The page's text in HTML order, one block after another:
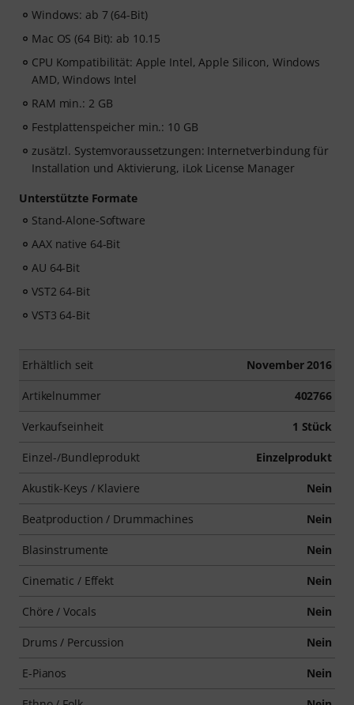
Windows: ab 7 (64-Bit)
Mac OS (64 Bit): ab 10.15
CPU Kompatibilität: Apple Intel, Apple Silicon, Windows
AMD, Windows Intel
RAM min.: 2 GB
Festplattenspeicher min.: 10 GB
zusätzl. Systemvoraussetzungen: Internetverbindung für
Installation und Aktivierung, iLok License Manager
Unterstützte Formate
Stand-Alone-Software
AAX native 64-Bit
AU 64-Bit
VST2 64-Bit
VST3 64-Bit
Erhältlich seit November 2016
Artikelnummer 402766
Verkaufseinheit 1 Stück
Einzel-/Bundleprodukt Einzelprodukt
Akustik-Keys / Klaviere Nein
Beatproduction / Drummachines Nein
Blasinstrumente Nein
Cinematic / Effekt Nein
Chöre / Vocals Nein
Drums / Percussion Nein
E-Pianos Nein